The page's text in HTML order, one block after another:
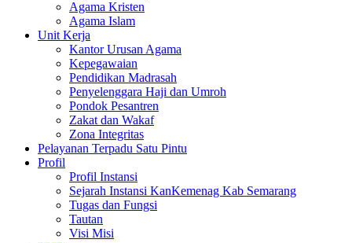
Agama Kristen
Agama Islam
Unit Kerja
Kantor Urusan Agama
Kepegawaian
Pendidikan Madrasah
Penyelenggara Haji dan Umroh
Pondok Pesantren
Zakat dan Wakaf
Zona Integritas
Pelayanan Terpadu Satu Pintu
Profil
Profil Instansi
Sejarah Instansi KanKemenag Kab Semarang
Tugas dan Fungsi
Tautan
Visi Misi